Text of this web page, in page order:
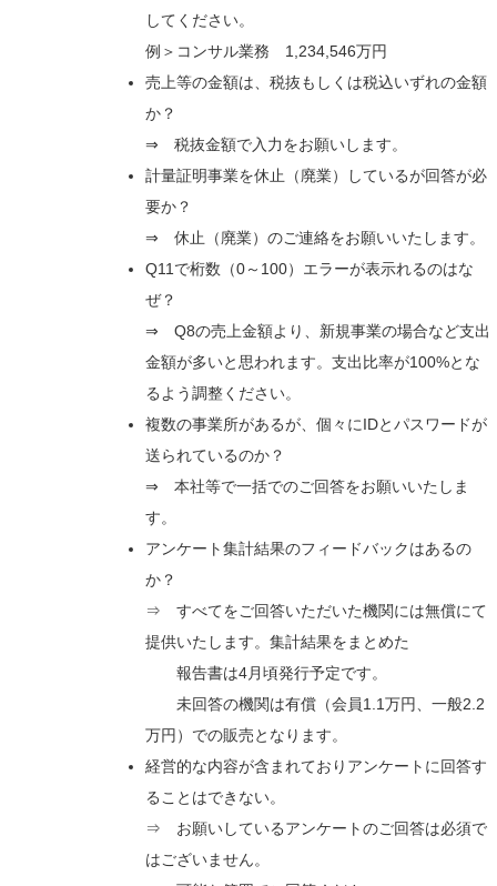
してください。
例＞コンサル業務 1,234,546万円
売上等の金額は、税抜もしくは税込いずれの金額
か？
⇒ 税抜金額で入力をお願いします。
計量証明事業を休止（廃業）しているが回答が必
要か？
⇒ 休止（廃業）のご連絡をお願いいたします。
Q11で桁数（0～100）エラーが表示れるのはな
ぜ？
⇒ Q8の売上金額より、新規事業の場合など支出
金額が多いと思われます。支出比率が100%とな
るよう調整ください。
複数の事業所があるが、個々にIDとパスワードが
送られているのか？
⇒ 本社等で一括でのご回答をお願いいたしま
す。
アンケート集計結果のフィードバックはあるの
か？
⇒ すべてをご回答いただいた機関には無償にて
提供いたします。集計結果をまとめた
報告書は4月頃発行予定です。
未回答の機関は有償（会員1.1万円、一般2.2
万円）での販売となります。
経営的な内容が含まれておりアンケートに回答す
ることはできない。
⇒ お願いしているアンケートのご回答は必須で
はございません。